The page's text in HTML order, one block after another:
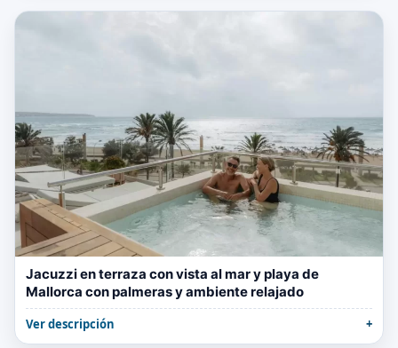
Jacuzzi en terraza con vista al mar y playa de
Mallorca con palmeras y ambiente relajado
Ver descripción